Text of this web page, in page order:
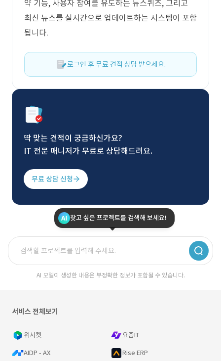
약 기능, 사용자 참여를 유도하는 뉴스퀴즈, 그리고
최신 뉴스를 실시간으로 업데이트하는 시스템이 포함
됩니다.
로그인 후 무료 견적 상담 받으세요.
딱 맞는 견적이 궁금하신가요?
IT 전문 매니저가 무료로 상담해드려요.
무료 상담 신청
찾고 싶은 프로젝트를 검색해 보세요!
AI 모델이 생성한 내용은 부정확한 정보가 포함될 수 있습니다.
서비스 전체보기
위시켓 요즘IT
AIDP - AX Rise ERP